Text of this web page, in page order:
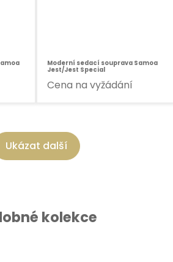
Moderní sedací souprava Samoa
Jest/Jest Special
Cena na vyžádání
Ukázat další
kolekce